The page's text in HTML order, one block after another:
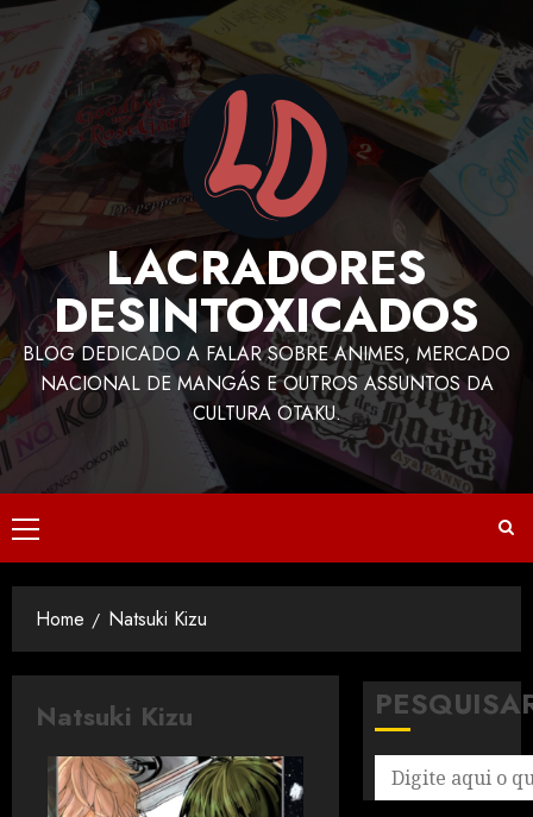
LACRADORES
DESINTOXICADOS
BLOG DEDICADO A FALAR SOBRE ANIMES, MERCADO
NACIONAL DE MANGÁS E OUTROS ASSUNTOS DA
CULTURA OTAKU.
Home Natsuki Kizu
Natsuki Kizu